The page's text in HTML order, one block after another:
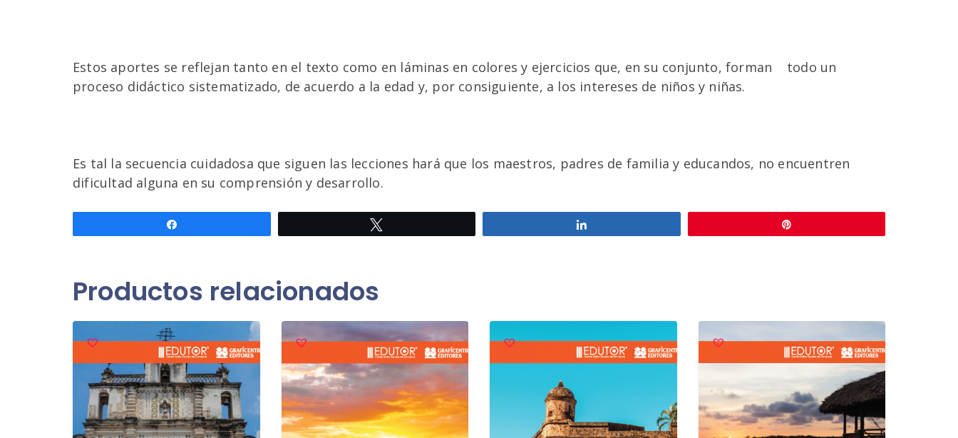
Estos aportes se reflejan tanto en el texto como en láminas en colores y ejercicios que, en su conjunto, forman todo un
proceso didáctico sistematizado, de acuerdo a la edad y, por consiguiente, a los intereses de niños y niñas.
Es tal la secuencia cuidadosa que siguen las lecciones hará que los maestros, padres de familia y educandos, no encuentren
dificultad alguna en su comprensión y desarrollo.
Productos relacionados